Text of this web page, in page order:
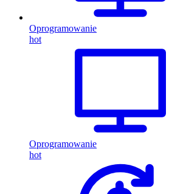
Oprogramowanie
hot
Oprogramowanie
hot